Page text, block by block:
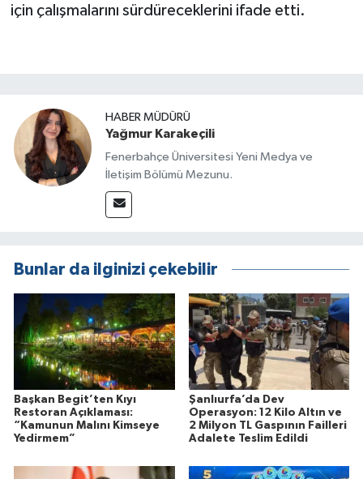
için çalışmalarını sürdüreceklerini ifade etti.
HABER MÜDÜRÜ
Yağmur Karakeçili
Fenerbahçe Üniversitesi Yeni Medya ve
İletişim Bölümü Mezunu.
Bunlar da ilginizi çekebilir
Başkan Begit’ten Kıyı
Restoran Açıklaması:
“Kamunun Malını Kimseye
Yedirmem”
Şanlıurfa’da Dev
Operasyon: 12 Kilo Altın ve
2 Milyon TL Gaspının Failleri
Adalete Teslim Edildi